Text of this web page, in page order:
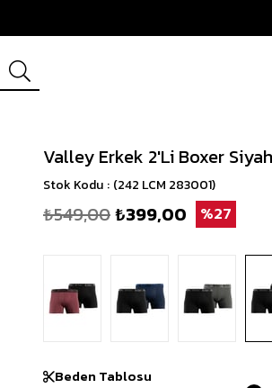
Valley Erkek 2'Li Boxer Siyah
Stok Kodu (242 LCM 283001)
₺549,00₺399,00 27
Beden Tablosu